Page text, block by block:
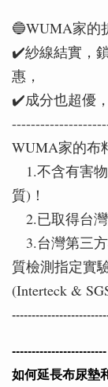
🔵WUMA家的
✔️紗線結實，
惠，
✔️成分也超優
WUMA家的布
1.不含有害
質)！
2.已取得台
3.台灣第三
質檢測指定實
(Interteck &
------------------------
如何延長布尿墊